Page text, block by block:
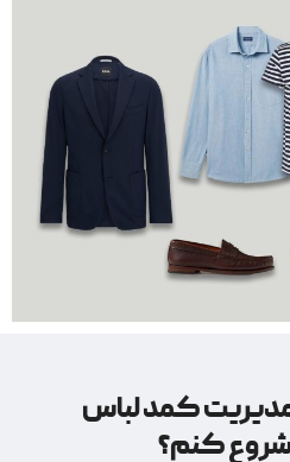
کمد لباس
شروع کنم؟